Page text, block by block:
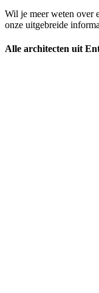
Wil je meer weten over
onze uitgebreide
Alle architecten uit